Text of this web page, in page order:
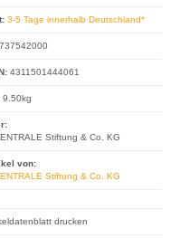
3-5 Tage innerhalb Deutschland*
4311501444061
9.50kg
Stiftung & Co. KG
von:
Stiftung & Co. KG
drucken